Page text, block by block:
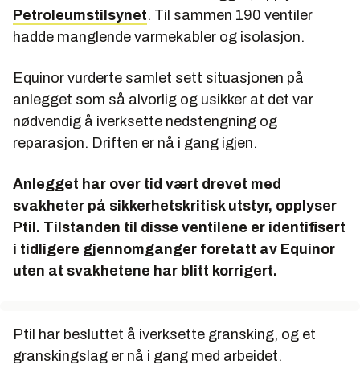
Petroleumstilsynet. Til sammen 190 ventiler
hadde manglende varmekabler og isolasjon.
Equinor vurderte samlet sett situasjonen på
anlegget som så alvorlig og usikker at det var
nødvendig å iverksette nedstengning og
reparasjon. Driften er nå i gang igjen.
Anlegget har over tid vært drevet med
svakheter på sikkerhetskritisk utstyr, opplyser
Ptil. Tilstanden til disse ventilene er identifisert
i tidligere gjennomganger foretatt av Equinor
uten at svakhetene har blitt korrigert.
Ptil har besluttet å iverksette gransking, og et
granskingslag er nå i gang med arbeidet.